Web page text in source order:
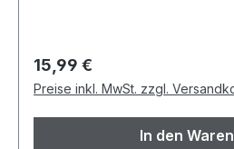
Regulärer Preis:
15,99 €
Preise inkl. MwSt. zzgl.
In den